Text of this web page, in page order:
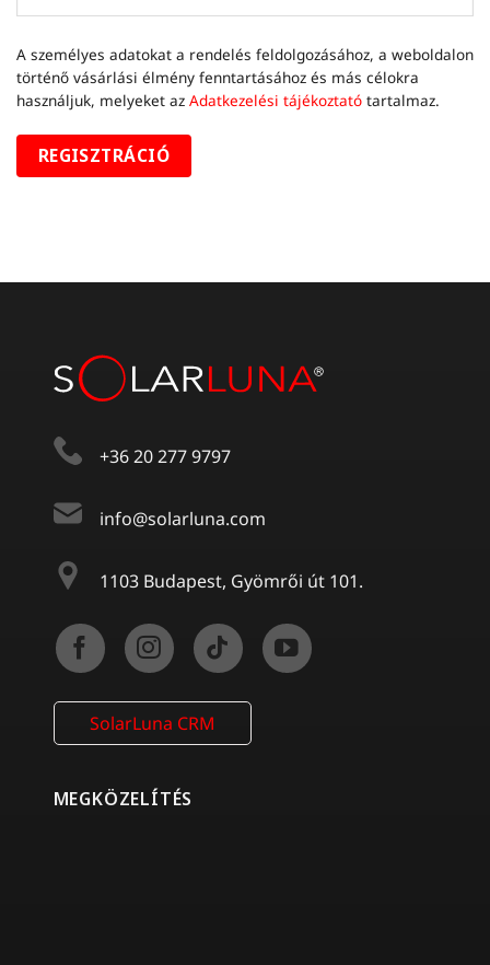
A személyes adatokat a rendelés feldolgozásához, a weboldalon
történő vásárlási élmény fenntartásához és más célokra
használjuk, melyeket az Adatkezelési tájékoztató tartalmaz.
REGISZTRÁCIÓ
+36 20 277 9797
info@solarluna.com
1103 Budapest, Gyömrői út 101.
SolarLuna CRM
MEGKÖZELÍTÉS